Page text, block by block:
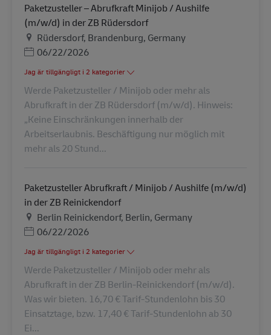
Paketzusteller – Abrufkraft Minijob / Aushilfe
(m/w/d) in der ZB Rüdersdorf
PlatsRüdersdorf, Brandenburg, Germany
Posted Date
06/22/2026
Jag är tillgängligt i 2 kategorier
Werde Paketzusteller / Minijob oder mehr als
Abrufkraft in der ZB Rüdersdorf (m/w/d). Hinweis:
„Keine Einschränkungen innerhalb der
Arbeitserlaubnis. Beschäftigung nur möglich mit
mehr als 20 Stund...
Paketzusteller Abrufkraft / Minijob / Aushilfe (m/w/d)
in der ZB Reinickendorf
PlatsBerlin Reinickendorf, Berlin, Germany
Posted Date
06/22/2026
Jag är tillgängligt i 2 kategorier
Werde Paketzusteller / Minijob oder mehr als
Abrufkraft in der ZB Berlin-Reinickendorf (m/w/d).
Was wir bieten. 16,70 € Tarif-Stundenlohn bis 30
Einsatztage, bzw. 17,40 € Tarif-Stundenlohn ab 30
Ei...